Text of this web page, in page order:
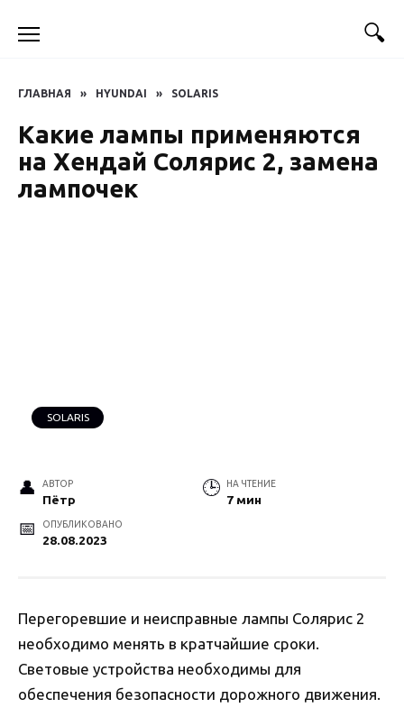
ГЛАВНАЯ » HYUNDAI » SOLARIS
Какие лампы применяются
на Хендай Солярис 2, замена
лампочек
SOLARIS
АВТОР
Пётр
НА ЧТЕНИЕ
7 мин
ОПУБЛИКОВАНО
28.08.2023
Перегоревшие и неисправные лампы Солярис 2
необходимо менять в кратчайшие сроки.
Световые устройства необходимы для
обеспечения безопасности дорожного движения.